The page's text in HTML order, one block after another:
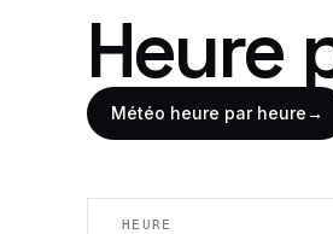
Heure
Météo heure par heure→
HEURE